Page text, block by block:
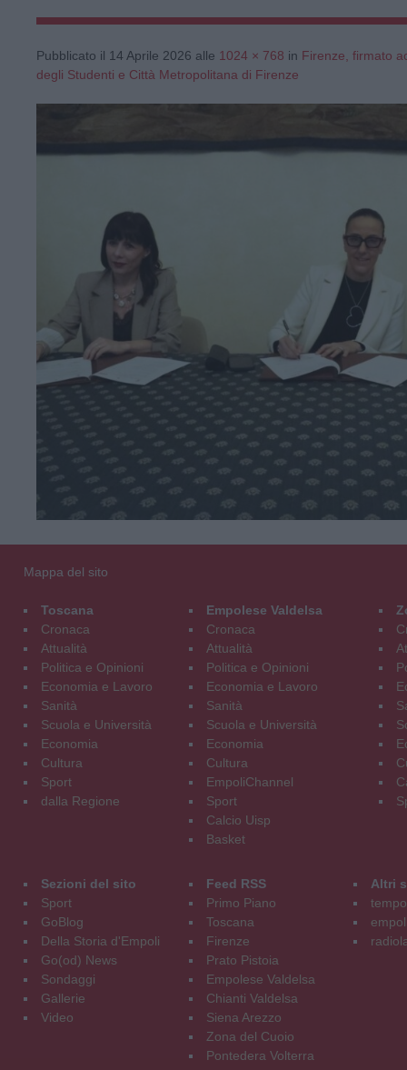
Pubblicato il 14 Aprile 2026 alle 1024 × 768 in Firenze, firmato
degli Studenti e Città Metropolitana di Firenze
Mappa del sito
Toscana
Cronaca
Attualità
Politica e Opinioni
Economia e Lavoro
Sanità
Scuola e Università
Economia
Cultura
Sport
dalla Regione
Empolese Valdelsa
Cronaca
Attualità
Politica e Opinioni
Economia e Lavoro
Sanità
Scuola e Università
Economia
Cultura
EmpoliChannel
Sport
Calcio Uisp
Basket
Sezioni del sito
Sport
GoBlog
Della Storia d'Empoli
Go(od) News
Sondaggi
Gallerie
Video
Feed RSS
Primo Piano
Toscana
Firenze
Prato Pistoia
Empolese Valdelsa
Chianti Valdelsa
Siena Arezzo
Zona del Cuoio
Pontedera Volterra
Altri